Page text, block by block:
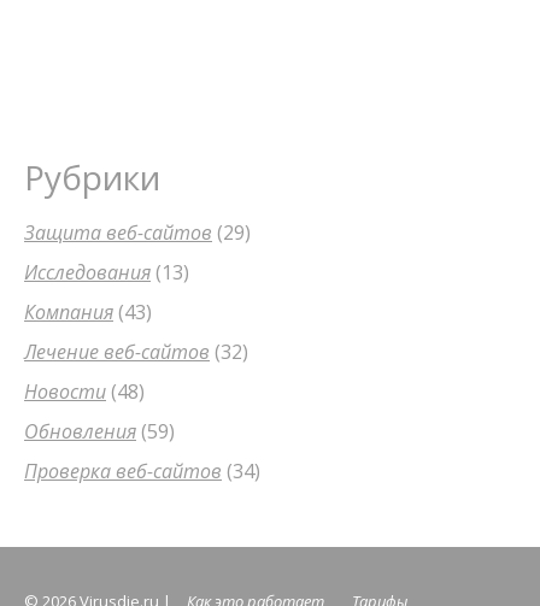
Рубрики
Защита веб-сайтов (29)
Исследования(13)
Компания(43)
Лечение веб-сайтов (32)
Новости(48)
Обновления(59)
Проверка веб-сайтов (34)
© 2026 Virusdie.ru | Как это работает Тарифы